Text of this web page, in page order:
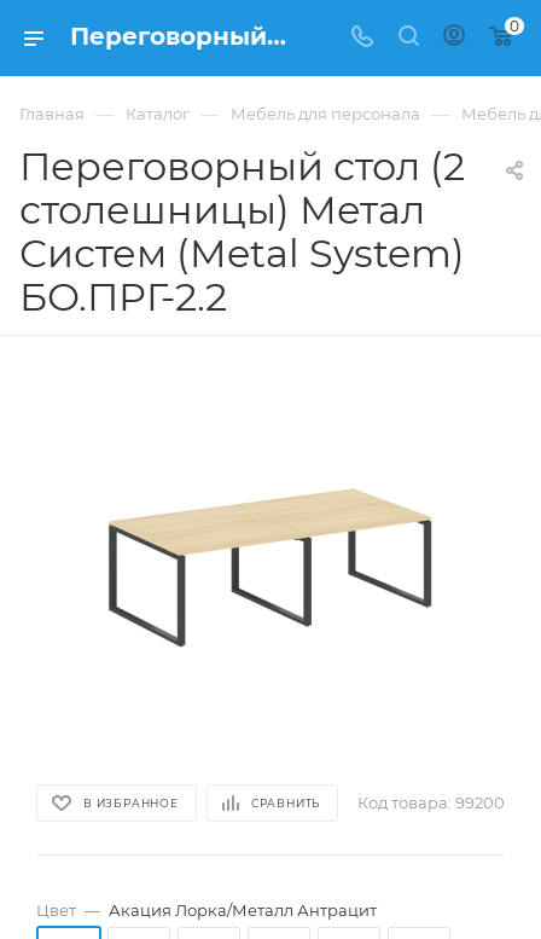
Переговорный стол (2 столешницы) Метал Систем (Metal System) БО.ПРГ-2.2 купить в Москве, цена 55 318 ₽. - интернет-магазин ФРАНКОМ 0
Главная — Каталог — Мебель для персонала — Мебель
Переговорный стол (2
столешницы) Метал
Систем (Metal System)
БО.ПРГ-2.2
В ИЗБРАННОЕ СРАВНИТЬ Код товара: 99200
Цвет — Акация Лорка/Металл Антрацит